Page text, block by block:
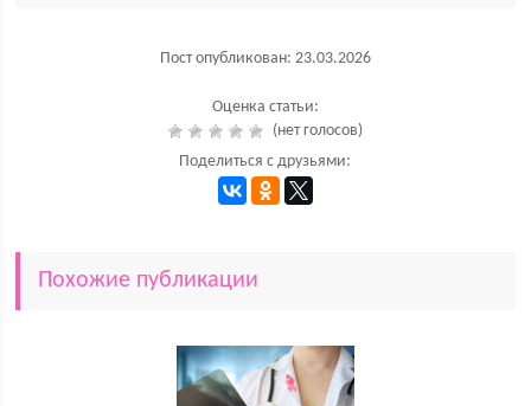
Пост опубликован: 23.03.2026
Оценка статьи:
(нет голосов)
Поделиться с друзьями:
Похожие публикации